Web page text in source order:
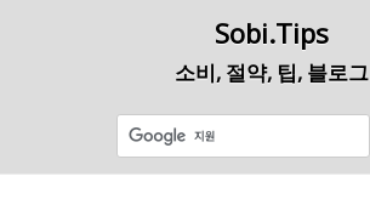
Sobi.Tips
소비, 절약, 팁, 블로그